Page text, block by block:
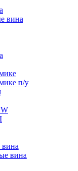
вина
п/у
вина